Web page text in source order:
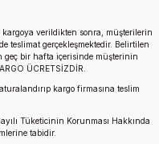
verildikten sonra, müşterilerin
teslimat gerçekleşmektedir. Belirtilen
geç bir hafta içerisinde müşterinin
ÜCRETSİZDİR.
kargo firmasına teslim
Tüketicinin Korunması Hakkında
tabidir.